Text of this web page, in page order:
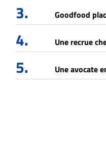
3. Goodfood
4. Une recrue
5. Une avocate